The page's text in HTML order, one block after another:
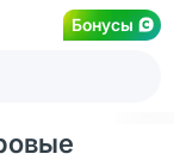
Бонусы